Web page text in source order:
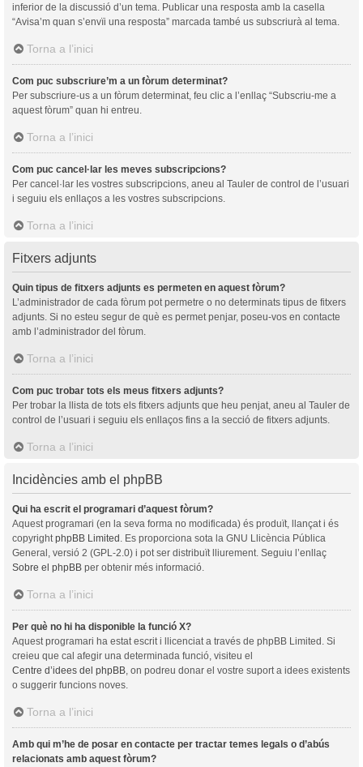
inferior de la discussió d’un tema. Publicar una resposta amb la casella
“Avisa’m quan s’envïi una resposta” marcada també us subscriurà al tema.
Torna a l’inici
Com puc subscriure’m a un fòrum determinat?
Per subscriure-us a un fòrum determinat, feu clic a l’enllaç “Subscriu-me a
aquest fòrum” quan hi entreu.
Torna a l’inici
Com puc cancel·lar les meves subscripcions?
Per cancel·lar les vostres subscripcions, aneu al Tauler de control de l’usuari
i seguiu els enllaços a les vostres subscripcions.
Torna a l’inici
Fitxers adjunts
Quin tipus de fitxers adjunts es permeten en aquest fòrum?
L’administrador de cada fòrum pot permetre o no determinats tipus de fitxers
adjunts. Si no esteu segur de què es permet penjar, poseu-vos en contacte
amb l’administrador del fòrum.
Torna a l’inici
Com puc trobar tots els meus fitxers adjunts?
Per trobar la llista de tots els fitxers adjunts que heu penjat, aneu al Tauler de
control de l’usuari i seguiu els enllaços fins a la secció de fitxers adjunts.
Torna a l’inici
Incidències amb el phpBB
Qui ha escrit el programari d’aquest fòrum?
Aquest programari (en la seva forma no modificada) és produït, llançat i és
copyright phpBB Limited . Es proporciona sota la GNU Llicència Pública
General, versió 2 (GPL-2.0) i pot ser distribuït lliurement. Seguiu l’enllaç
Sobre el phpBB per obtenir més informació.
Torna a l’inici
Per què no hi ha disponible la funció X?
Aquest programari ha estat escrit i llicenciat a través de phpBB Limited. Si
creieu que cal afegir una determinada funció, visiteu el
Centre d’idees del phpBB , on podreu donar el vostre suport a idees existents
o suggerir funcions noves.
Torna a l’inici
Amb qui m’he de posar en contacte per tractar temes legals o d’abús
relacionats amb aquest fòrum?